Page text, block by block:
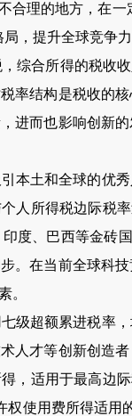
合理的地方，在
，提升全球竞争
综合所得的税收
率结构是税收的
进而也影响创新
本土和全球的优
人所得税边际税
度、巴西等金砖
。在当前全球科
。
级超额累进税率
人才等创新创造
，适用于最高边
权使用费所得适用